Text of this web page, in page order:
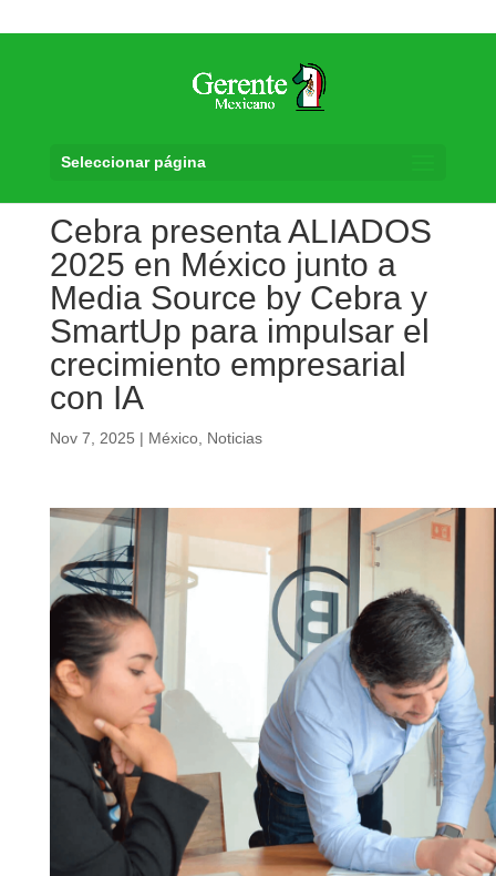
Seleccionar página
Cebra presenta ALIADOS
2025 en México junto a
Media Source by Cebra y
SmartUp para impulsar el
crecimiento empresarial
con IA
Nov 7, 2025 | México, Noticias